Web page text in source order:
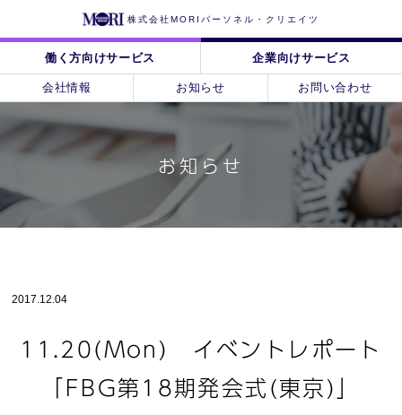
株式会社MORIパーソネル・クリエイツ
働く方向けサービス 企業向けサービス
会社情報 お知らせ お問い合わせ
お知らせ
2017.12.04
11.20(Mon) イベントレポート
「FBG第18期発会式(東京)」